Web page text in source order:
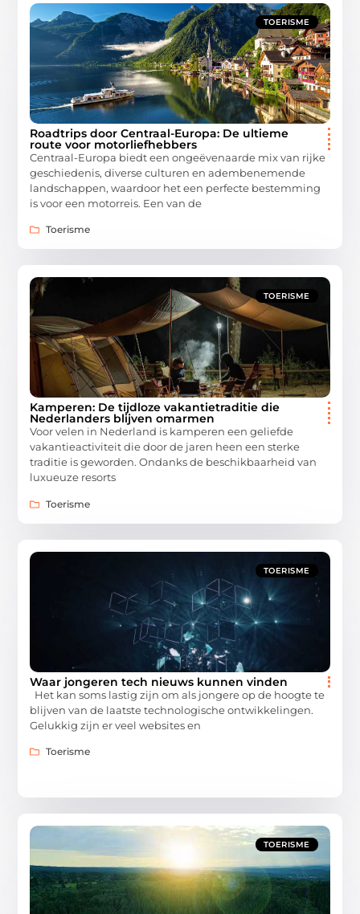
TOERISME
Roadtrips door Centraal-Europa: De ultieme
route voor motorliefhebbers
Centraal-Europa biedt een ongeëvenaarde mix van rijke
geschiedenis, diverse culturen en adembenemende
landschappen, waardoor het een perfecte bestemming
is voor een motorreis. Een van de
Toerisme
TOERISME
Kamperen: De tijdloze vakantietraditie die
Nederlanders blijven omarmen
Voor velen in Nederland is kamperen een geliefde
vakantieactiviteit die door de jaren heen een sterke
traditie is geworden. Ondanks de beschikbaarheid van
luxueuze resorts
Toerisme
TOERISME
Waar jongeren tech nieuws kunnen vinden
Het kan soms lastig zijn om als jongere op de hoogte te
blijven van de laatste technologische ontwikkelingen.
Gelukkig zijn er veel websites en
Toerisme
TOERISME